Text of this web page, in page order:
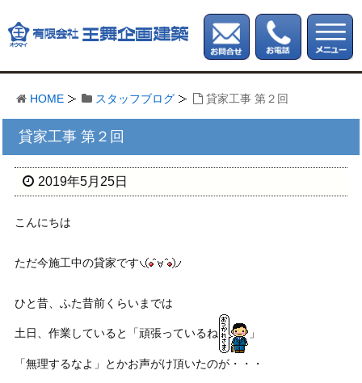
HOME スタッフブログ 貸家工事 第２回
貸家工事 第２回
2019年5月25日
こんにちは
ただ今施工中の貸家です
ひと昔、ふた昔前くらいまでは
土日、作業していると「頑張っているね 」
「無理するなよ」とかお声がけ頂いたのが・・・